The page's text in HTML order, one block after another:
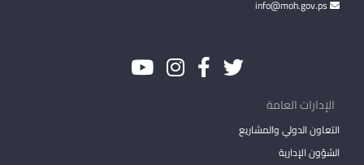
الإدارات العامة
التعاون الدولي والمشاريع
الشؤون الإدارية